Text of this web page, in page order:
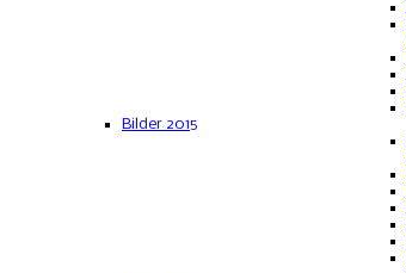
Bilder 2015